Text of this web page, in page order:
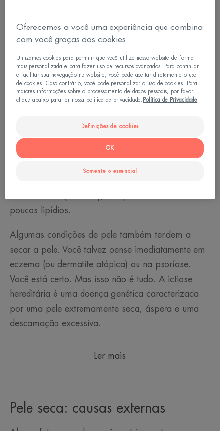
Pele seca: causas internas
Uma sensação de repuxamento e ardência.
Descamação leve, pele menos macia e mais
opaca. Todos esses são típicos sinais de pele seca.
Mas de onde ela vem? A primeira causa é a
poucos lipídios.
Algumas condições de pele também tendem a
secar a pele. Você talvez pense imediatamente em
eczema (ou dermatite atópica) ou na psoríase.
Você está certo. Mas isso não é tudo. A ictiose
hereditária é uma doença genética caracterizada
por uma pele extremamente seca, áspera e uma
descamação excessiva.
Ler mais
Pele seca: causas externas
Oferecemos a você uma experiência que combina
com você graças aos cookies
Utilizamos cookies para permitir que você utilize nosso website de forma
mais personalizada e para fazer uso de recursos avançados. Para continuar
e facilitar sua navegação no website, você pode aceitar diretamente o uso
de cookies. Caso contrário, você pode personalizar o uso de cookies. Para
maiores informações sobre o processamento de dados pessoais, por favor
clique abaixo para ler nossa política de privacidade: Política de Privacidade
Definições de cookies
Somente o essencial
OK